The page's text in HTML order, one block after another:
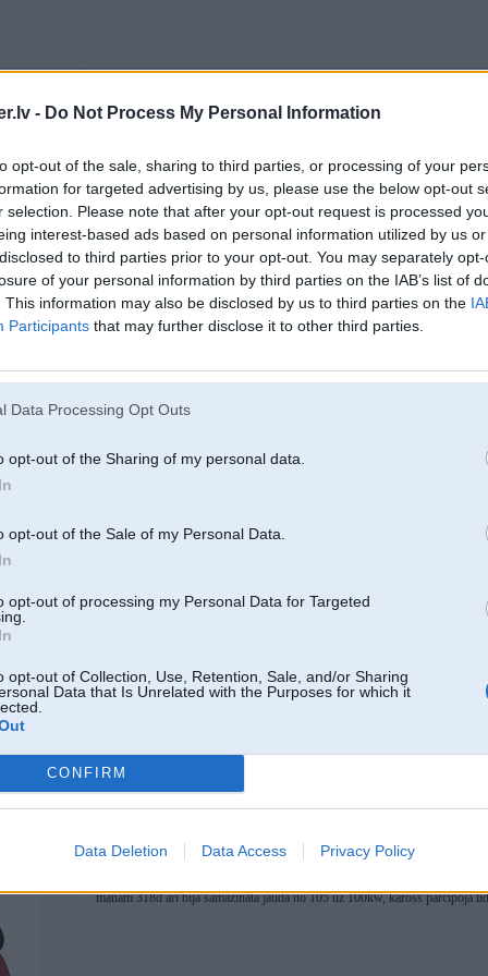
- Do Not Process My Personal Information
opt-out of the sale, sharing to third parties, or processing of your
for targeted advertising by us, please use the below opt-out
selection. Please note that after your opt-out request is processed
interest-based ads based on personal information utilized by us
to third parties prior to your opt-out. You may separately
of your personal information by third parties on the IAB’s list of
This information may also be disclosed by us to third parties on the
Participants that may further disclose it to other third parties.
Data Processing Opt Outs
opt-out of the Sharing of my personal data.
opt-out of the Sale of my Personal Data.
opt-out of processing my Personal Data for Targeted
opt-out of Collection, Use, Retention, Sale, and/or Sharing
Data that Is Unrelated with the Purposes for which it
CONFIRM
Data Deletion Data Access Privacy Policy
Ir, ir nogriezts. Lai to novāktu, ir jāiešuj cits dzinēja vadības bloka
konfigurācijas.
Uz wess select vai BM auto jāved ?
12. Oct 2015, 14:46
Dīleri to nedarīs, meklē kādu mazāku servisu vai čiptunerus.
manam 318d arī bija samazināta jauda no 105 uz 100kw, kaross pārčipoja